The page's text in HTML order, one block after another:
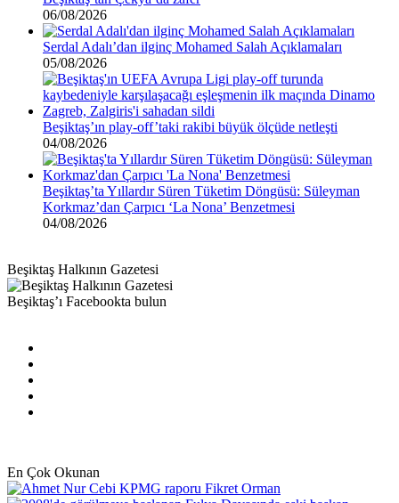
06/08/2026
Serdal Adalı’dan ilginç Mohamed Salah Açıklamaları
05/08/2026
Beşiktaş’ın play-off’taki rakibi büyük ölçüde netleşti
04/08/2026
Beşiktaş’ta Yıllardır Süren Tüketim Döngüsü: Süleyman
Korkmaz’dan Çarpıcı ‘La Nona’ Benzetmesi
04/08/2026
Beşiktaş Halkının Gazetesi
Beşiktaş’ı Facebookta bulun
En Çok Okunan